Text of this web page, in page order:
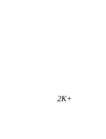
2K+